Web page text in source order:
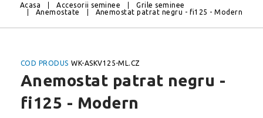
Acasa Accesorii seminee
Grile seminee
Anemostate
Anemostat patrat negru - fi125 - Modern
COD PRODUS WK-ASKV125-ML.CZ
Anemostat patrat negru -
fi125 - Modern